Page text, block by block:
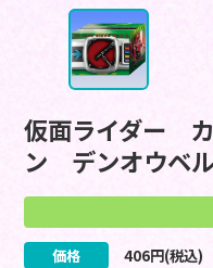
仮面ライダー
ン デンオウベ
価格 406円(税込)